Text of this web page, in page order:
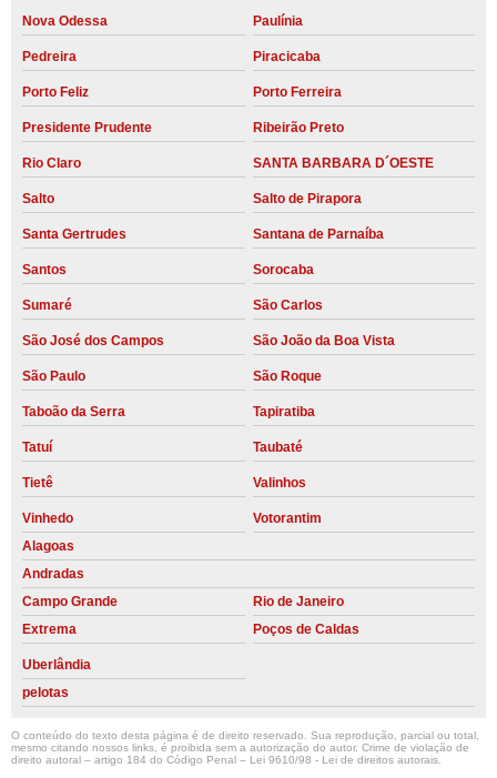
Nova Odessa Paulínia
Pedreira Piracicaba
Porto Feliz Porto Ferreira
Presidente Prudente Ribeirão Preto
Rio Claro SANTA BARBARA D´OESTE
Salto Salto de Pirapora
Santa Gertrudes Santana de Parnaíba
Santos Sorocaba
Sumaré São Carlos
São José dos Campos São João da Boa Vista
São Paulo São Roque
Taboão da Serra Tapiratiba
Tatuí Taubaté
Tietê Valinhos
Vinhedo
Votorantim
Alagoas
Andradas
Campo Grande
Rio de Janeiro
Extrema
Poços de Caldas
Uberlândia
pelotas
O conteúdo do texto desta página é de direito reservado. Sua reprodução, parcial ou total,
mesmo citando nossos links, é proibida sem a autorização do autor. Crime de violação de
direito autoral – artigo 184 do Código Penal – Lei 9610/98 - Lei de direitos autorais.